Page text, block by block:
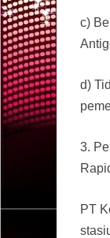
c)
d)
3.
PT